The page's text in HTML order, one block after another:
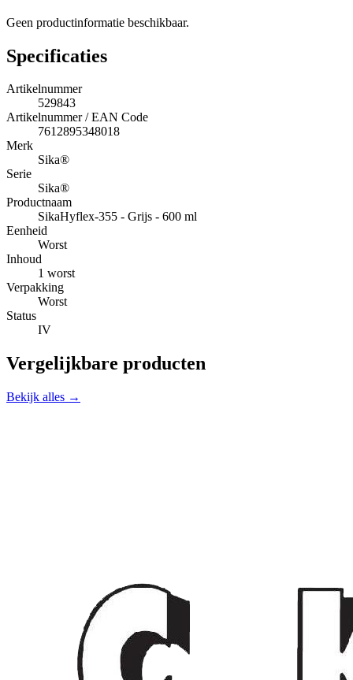
Geen productinformatie beschikbaar.
Specificaties
Artikelnummer
529843
Artikelnummer / EAN Code
7612895348018
Merk
Sika®
Serie
Sika®
Productnaam
SikaHyflex-355 - Grijs - 600 ml
Eenheid
Worst
Inhoud
1 worst
Verpakking
Worst
Status
IV
Vergelijkbare producten
Bekijk alles →